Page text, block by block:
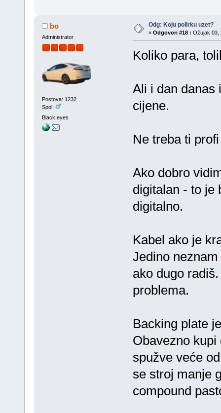
bo
Administrator
Postova: 1232
Spol:
Black eyes
Odg: Koju polirku uzet?
« Odgovori #18 : Ožujak 03,
Koliko para,
Ali i dan danas
cijene.
Ne treba ti
Ako dobro
digitalan - to je
digitalno.
Kabel ako je
Jedino
ako dugo
problema.
Backing plate
Obavezno
spužve veće
se stroj manje
compound